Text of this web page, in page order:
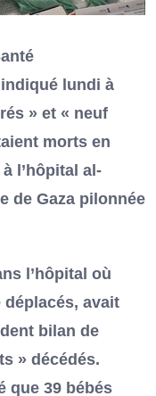
lundi à
» et « neuf
morts en
l’hôpital al-
de Gaza pilonnée
l’hôpital où
déplacés, avait
bilan de
» décédés.
que 39 bébés